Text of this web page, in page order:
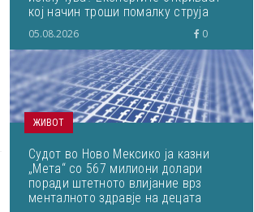
кој начин троши помалку струја
05.08.2026 0
ЖИВОТ
Судот во Ново Мексико ја казни
„Мета“ со 567 милиони долари
поради штетното влијание врз
менталното здравје на децата